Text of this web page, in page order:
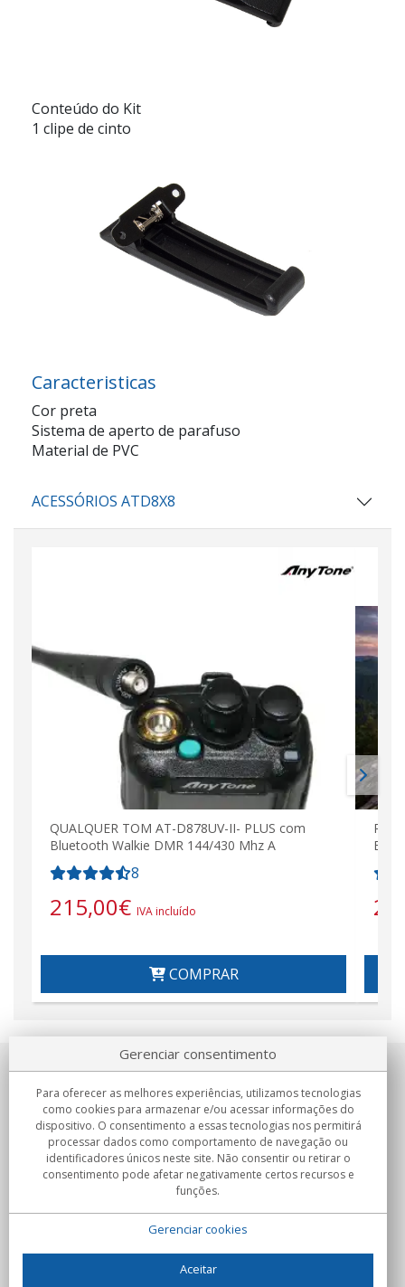
Conteúdo do Kit
1 clipe de cinto
Caracteristicas
Cor preta
Sistema de aperto de parafuso
Material de PVC
ACESSÓRIOS ATD8X8
QUALQUER TOM AT-D878UV-II- PLUS com
Bluetooth Walkie DMR 144/430 Mhz A
8
215,00€ IVA incluído
COMPRAR
Sobre nosotros
Compromissos
Compras
Gerenciar consentimento
Para oferecer as melhores experiências, utilizamos tecnologias
como cookies para armazenar e/ou acessar informações do
dispositivo. O consentimento a essas tecnologias nos permitirá
processar dados como comportamento de navegação ou
identificadores únicos neste site. Não consentir ou retirar o
consentimento pode afetar negativamente certos recursos e
funções.
Gerenciar cookies
Aceitar